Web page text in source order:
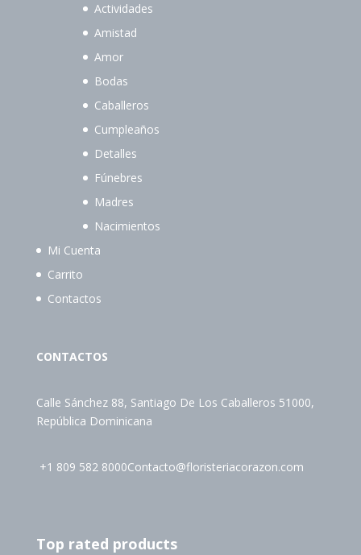
Actividades
Amistad
Amor
Bodas
Caballeros
Cumpleaños
Detalles
Fúnebres
Madres
Nacimientos
Mi Cuenta
Carrito
Contactos
CONTACTOS
Calle Sánchez 88, Santiago De Los Caballeros 51000,
República Dominicana
+1 809 582 8000Contacto@floristeriacorazon.com
Top rated products